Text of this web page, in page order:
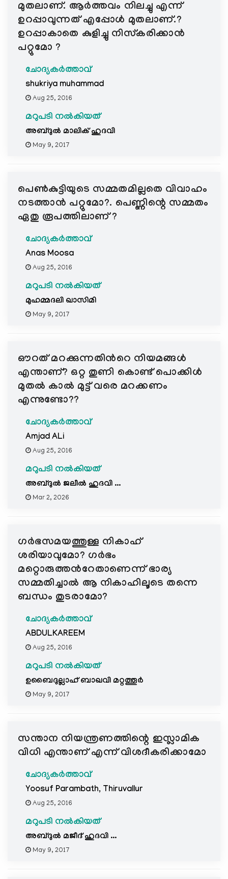
മുതലാണ്‌. ആര്‍ത്തവം നിലച്ചു എന്ന്
ഉറപ്പാവുന്നത് എപ്പോള്‍ മുതലാണ്‌.?
ഉറപ്പാകാതെ കുളിച്ചു നിസ്കരിക്കാന്‍
പറ്റുമോ ?
ചോദ്യകർത്താവ്
shukriya muhammad
Aug 25, 2016
മറുപടി നൽകിയത്
അബ്ദുല്‍ മാലിക് ഹുദവി
May 9, 2017
പെണ്‍കുട്ടിയുടെ സമ്മതമില്ലതെ വിവാഹം
നടത്താന്‍ പറ്റുമോ?. പെണ്ണിന്റെ സമ്മതം
ഏതു രൂപത്തിലാണ് ?
ചോദ്യകർത്താവ്
Anas Moosa
Aug 25, 2016
മറുപടി നൽകിയത്
മുഹമ്മദലി ഖാസിമി
May 9, 2017
ഔറത് മറക്കുന്നതിന്‍റെ നിയമങ്ങള്‍
എന്താണ്? ഒറ്റ തുണി കൊണ്ട് പൊക്കിള്‍
മുതല്‍ കാല്‍ മുട്ട് വരെ മറക്കണം
എന്നുണ്ടോ??
ചോദ്യകർത്താവ്
Amjad ALi
Aug 25, 2016
മറുപടി നൽകിയത്
അബ്ദുല്‍ ജലീല്‍ ഹുദവി ...
Mar 2, 2026
ഗര്‍ഭസമയത്തുള്ള നികാഹ്
ശരിയാവുമോ? ഗര്‍ഭം
മറ്റൊരുത്തന്‍റേതാണെന്ന് ഭാര്യ
സമ്മതിച്ചാല്‍ ആ നികാഹിലൂടെ തന്നെ
ബന്ധം തുടരാമോ?
ചോദ്യകർത്താവ്
ABDULKAREEM
Aug 25, 2016
മറുപടി നൽകിയത്
ഉബൈദുല്ലാഹ് ബാഖവി മറ്റത്തൂര്‍
May 9, 2017
സന്താന നിയന്ത്രണത്തിന്റെ ഇസ്ലാമിക
വിധി എന്താണ് എന്ന് വിശദീകരിക്കാമോ
ചോദ്യകർത്താവ്
Yoosuf Parambath, Thiruvallur
Aug 25, 2016
മറുപടി നൽകിയത്
അബ്ദുല്‍ മജീദ്‌ ഹുദവി ...
May 9, 2017